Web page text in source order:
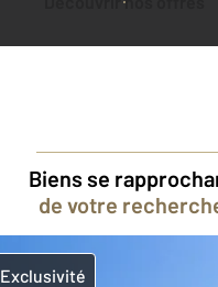
Biens se
de votre
Exclusivité